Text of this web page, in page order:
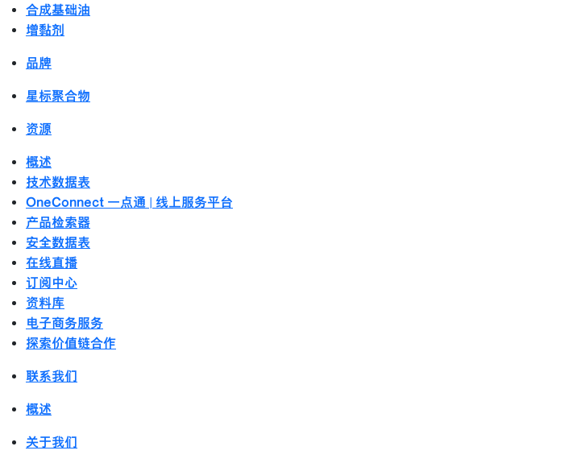
合成基础油
增黏剂
品牌
星标聚合物
资源
概述
技术数据表
OneConnect 一点通 | 线上服务平台
产品检索器
安全数据表
在线直播
订阅中心
资料库
电子商务服务
探索价值链合作
联系我们
概述
关于我们